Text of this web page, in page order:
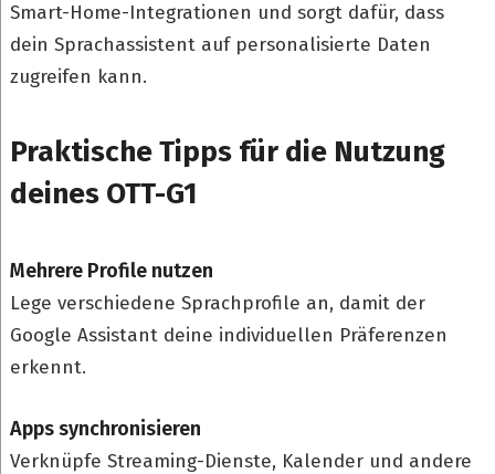
Smart-Home-Integrationen und sorgt dafür, dass
dein Sprachassistent auf personalisierte Daten
zugreifen kann.
Praktische Tipps für die Nutzung
deines OTT-G1
Mehrere Profile nutzen
Lege verschiedene Sprachprofile an, damit der
Google Assistant deine individuellen Präferenzen
erkennt.
Apps synchronisieren
Verknüpfe Streaming-Dienste, Kalender und andere